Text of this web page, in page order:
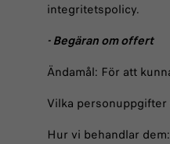
integritetspolicy.
- Begäran om offert
Ändamål: För att
Vilka
Hur vi behandlar